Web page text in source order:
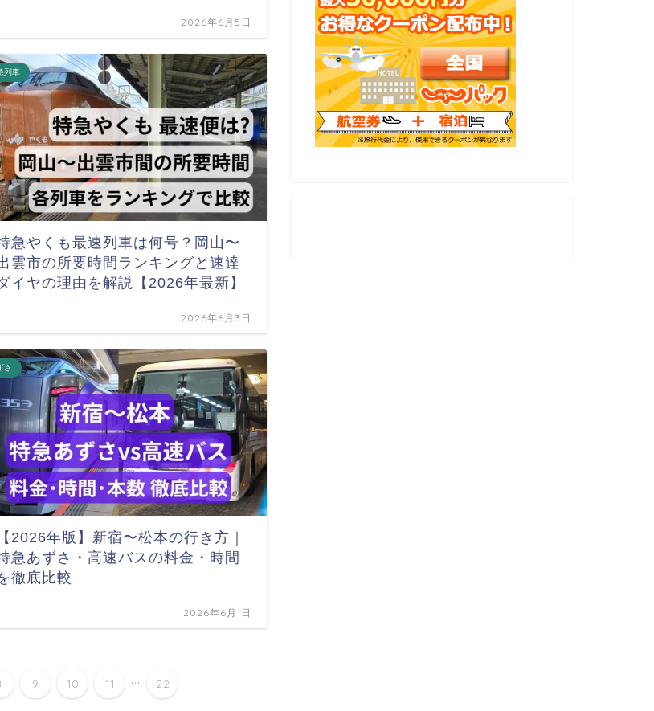
2026年6月5日
列車
急やくも最速列車は何号？岡山〜
雲市の所要時間ランキングと速達
イヤの理由を解説【2026年最新】
2026年6月3日
さ
【2026年版】新宿〜松本の行き方｜
急あずさ・高速バスの料金・時間
徹底比較
2026年6月1日
9 10 11 ... 22